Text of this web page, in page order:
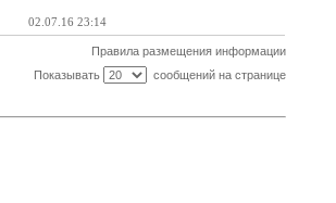
02.07.16 23:14
Правила размещения информации
Показывать
сообщений на странице